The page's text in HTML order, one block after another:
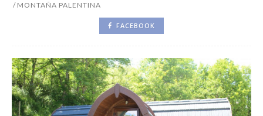
MONTAÑA PALENTINA
FACEBOOK